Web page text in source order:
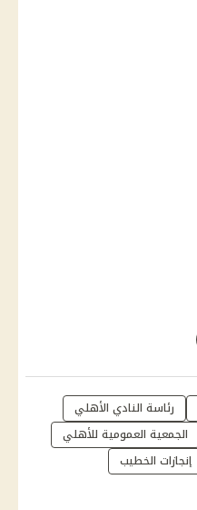
رئاسة النادي الأهلي
الجمعية العمومية للأهلي
إنجازات الخطيب